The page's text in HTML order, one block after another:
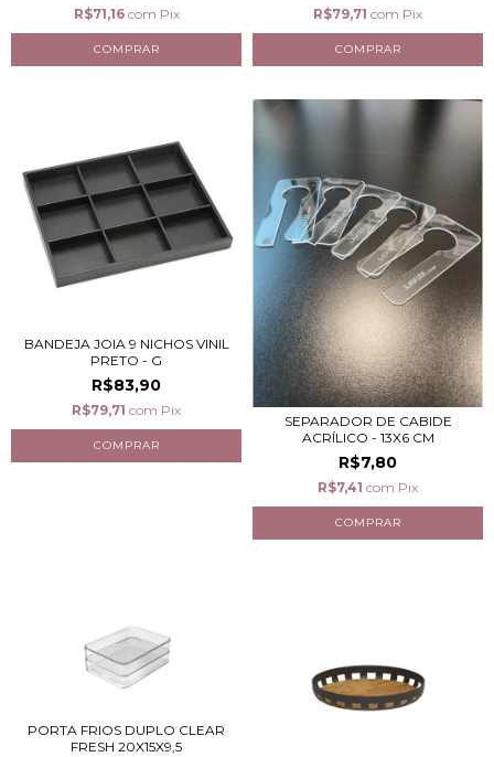
R$71,16 com Pix R$79,71 com Pix
BANDEJA JOIA 9 NICHOS VINIL
PRETO - G
R$83,90
R$79,71 com Pix
SEPARADOR DE CABIDE
ACRÍLICO - 13X6 CM
R$7,80
R$7,41 com Pix
PORTA FRIOS DUPLO CLEAR
FRESH 20X15X9,5